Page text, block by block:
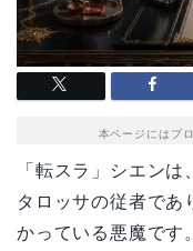
本ページにはプ
「転スラ」シエン
タロッサの従者であ
かっている悪魔です。